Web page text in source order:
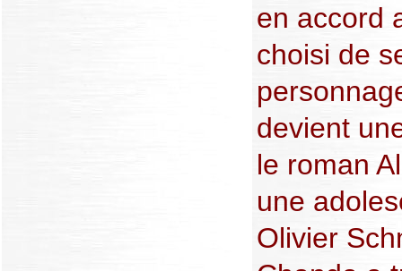
en accord
choisi de
devient
le roman
une
Olivier